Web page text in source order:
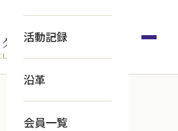
ラブ
活動記録
沿革
会員一覧